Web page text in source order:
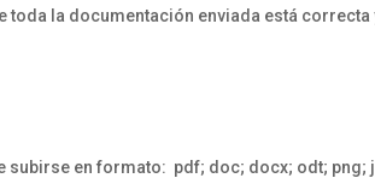
toda la documentación enviada está
subirse en formato: pdf; doc; docx; odt; png;